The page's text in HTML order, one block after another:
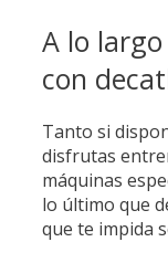
A lo
con
Tanto si
disfrutas
máquinas
lo último que
que te impida